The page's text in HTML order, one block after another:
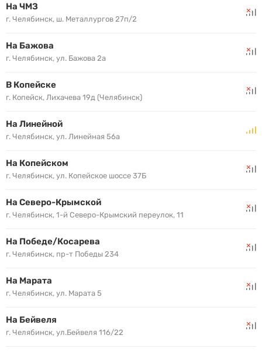
На ЧМЗ
г. Челябинск, ш. Металлургов 27п/2
На Бажова
г. Челябинск, ул. Бажова 2а
В Копейске
г. Копейск, Лихачева 19д (Челябинск)
На Линейной
г. Челябинск, ул. Линейная 56а
На Копейском
г. Челябинск, ул. Копейское шоссе 37Б
На Северо-Крымской
г. Челябинск, 1-й Северо-Крымский переулок, 11
На Победе/Косарева
г. Челябинск, пр-т Победы 234
На Марата
г. Челябинск, ул. Марата 5
На Бейвеля
г. Челябинск, ул.Бейвеля 116/22